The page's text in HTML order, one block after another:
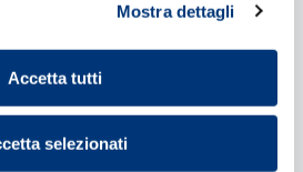
Mostra dettagli
Accetta tutti
selezionati